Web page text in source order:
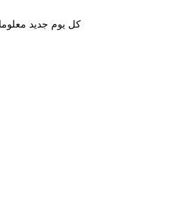
كل يوم جديد